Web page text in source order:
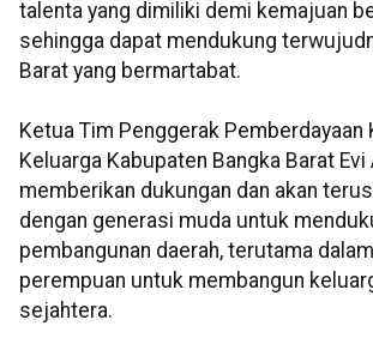
talenta yang dimiliki demi kemajuan
sehingga dapat mendukung
Barat yang bermartabat.
Ketua Tim Penggerak Pemberdayaan
Keluarga Kabupaten Bangka Barat
memberikan dukungan dan akan
dengan generasi muda untuk
pembangunan daerah, terutama
perempuan untuk membangun
sejahtera.